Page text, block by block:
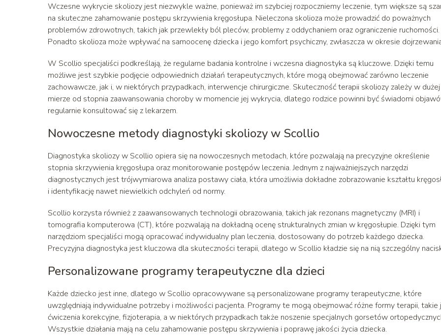
Wczesne wykrycie skoliozy jest niezwykle ważne, ponieważ im szybciej rozpoczniemy leczenie, tym większe są
na skuteczne zahamowanie postępu skrzywienia kręgosłupa. Nieleczona skolioza może prowadzić do poważnych
problemów zdrowotnych, takich jak przewlekły ból pleców, problemy z oddychaniem oraz ograniczenie ruchomości.
Ponadto skolioza może wpływać na samoocenę dziecka i jego komfort psychiczny, zwłaszcza w okresie
W Scollio specjaliści podkreślają, że regularne badania kontrolne i wczesna diagnostyka są kluczowe. Dzięki temu
możliwe jest szybkie podjęcie odpowiednich działań terapeutycznych, które mogą obejmować zarówno leczenie
zachowawcze, jak i, w niektórych przypadkach, interwencje chirurgiczne. Skuteczność terapii skoliozy zależy w dużej
mierze od stopnia zaawansowania choroby w momencie jej wykrycia, dlatego rodzice powinni być świadomi
regularnie konsultować się z lekarzem.
Nowoczesne metody diagnostyki skoliozy w Scollio
Diagnostyka skoliozy w Scollio opiera się na nowoczesnych metodach, które pozwalają na precyzyjne określenie
stopnia skrzywienia kręgosłupa oraz monitorowanie postępów leczenia. Jednym z najważniejszych narzędzi
diagnostycznych jest trójwymiarowa analiza postawy ciała, która umożliwia dokładne zobrazowanie kształtu
i identyfikację nawet niewielkich odchyleń od normy.
Scollio korzysta również z zaawansowanych technologii obrazowania, takich jak rezonans magnetyczny (MRI) i
tomografia komputerowa (CT), które pozwalają na dokładną ocenę strukturalnych zmian w kręgosłupie. Dzięki tym
narzędziom specjaliści mogą opracować indywidualny plan leczenia, dostosowany do potrzeb każdego dziecka.
Precyzyjna diagnostyka jest kluczowa dla skuteczności terapii, dlatego w Scollio kładzie się na nią szczególny
Personalizowane programy terapeutyczne dla dzieci
Każde dziecko jest inne, dlatego w Scollio opracowywane są personalizowane programy terapeutyczne, które
uwzględniają indywidualne potrzeby i możliwości pacjenta. Programy te mogą obejmować różne formy terapii, takie
ćwiczenia korekcyjne, fizjoterapia, a w niektórych przypadkach także noszenie specjalnych gorsetów
Wszystkie działania mają na celu zahamowanie postępu skrzywienia i poprawę jakości życia dziecka.